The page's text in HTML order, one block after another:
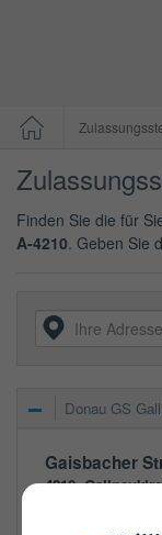
Finden Sie die für
A-4210. Geben Sie
Donau GS
Gaisbacher
4210
+43-50330-